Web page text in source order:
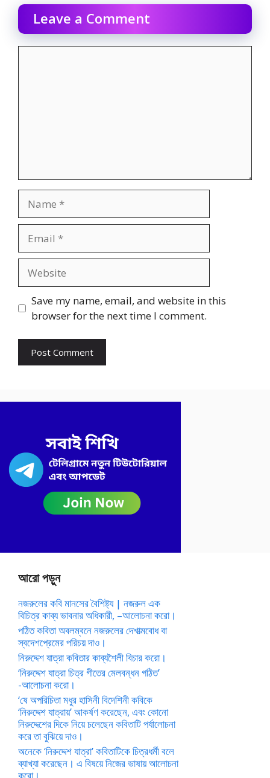
Leave a Comment
Save my name, email, and website in this
browser for the next time I comment.
আরো পড়ুন
নজরুলের কবি মানসের বৈশিষ্ট্য | নজরুল এক
বিচিত্র কাব্য ভাবনার অধিকারী, –আলোচনা করো।
পঠিত কবিতা অবলম্বনে নজরুলের দেশাত্মবোধ বা
স্বদেশপ্রেমের পরিচয় দাও।
নিরুদ্দেশ যাত্রা কবিতার কাব্যশৈলী বিচার করো।
‘নিরুদ্দেশ যাত্রা চিত্র গীতের মেলবন্ধন গঠিত’
-আলোচনা করো।
‘ষে অপরিচিতা মধুর হাসিনী বিদেশিনী কবিকে
‘নিরুদ্দেশ যাত্রায়’ আকর্ষণ করেছেন, এবং কোনো
নিরুদ্দেশের দিকে নিয়ে চলেছেন কবিতাটি পর্যালোচনা
করে তা বুঝিয়ে দাও।
অনেকে ‘নিরুদ্দেশ যাত্রা’ কবিতাটিকে চিত্রধর্মী বলে
ব্যাখ্যা করেছেন। এ বিষয়ে নিজের ভাষায় আলোচনা
করো।